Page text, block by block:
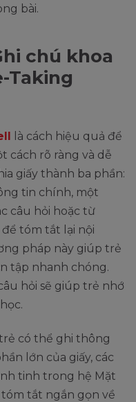
bài.
chú khoa
Taking
là cách hiệu quả để
cách rõ ràng và dễ
giấy thành ba phần:
tin chính, một
câu hỏi hoặc từ
tóm tắt lại nội
pháp này giúp trẻ
tập nhanh chóng.
hỏi sẽ giúp trẻ nhớ
có thể ghi thông
lớn của giấy, các
tinh trong hệ Mặt
tóm tắt ngắn gọn về